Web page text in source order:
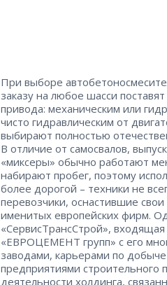
При выборе
заказу на любое шасси
привода: механическим или
чисто гидравлическим от
выбирают полностью
В отличие от самосвалов,
«миксеры» обычно работают
набирают пробег, поэтому
более дорогой – ​техники не
перевозчики, оснастившие
именитых европейских фирм.
«СервисТрансСтрой»,
«ЕВРОЦЕМЕНТ групп» с его
заводами, карьерами по
предприятиями строительного
деятельности холдинга,